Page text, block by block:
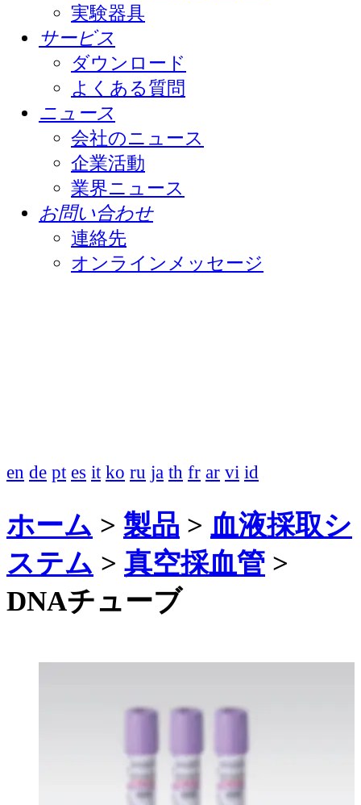
実験器具
サービス
ダウンロード
よくある質問
ニュース
会社のニュース
企業活動
業界ニュース
お問い合わせ
連絡先
オンラインメッセージ
en de pt es it ko ru ja th fr ar vi id
ホーム > 製品 > 血液採取シ
ステム > 真空採血管 >
DNAチューブ